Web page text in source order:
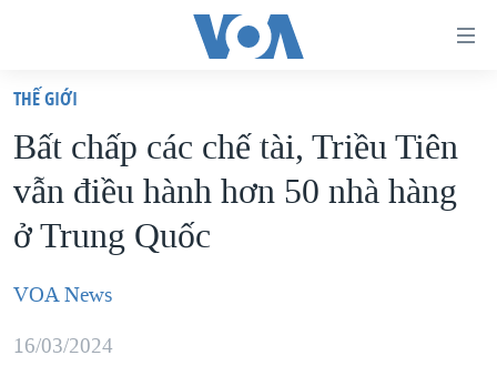
truy
cập
Tới
nội
chính
điều
VIỆT NAM
HOA KỲ
BIỂN ĐÔNG
THẾ GIỚI
DIỄN ĐÀN
THẾ GIỚI
Bất chấp các chế tài, Triều Tiên
vẫn điều hành hơn 50 nhà hàng
ở Trung Quốc
VOA News
16/03/2024